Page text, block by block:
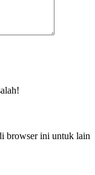
browser ini untuk lain